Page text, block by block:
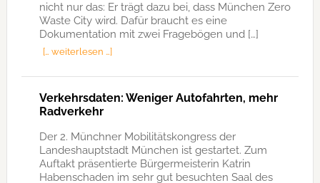
nicht nur das: Er trägt dazu bei, dass München Zero
Waste City wird. Dafür braucht es eine
Dokumentation mit zwei Fragebögen und […]
[… weiterlesen …]
Verkehrsdaten: Weniger Autofahrten, mehr
Radverkehr
Der 2. Münchner Mobilitätskongress der
Landeshauptstadt München ist gestartet. Zum
Auftakt präsentierte Bürgermeisterin Katrin
Habenschaden im sehr gut besuchten Saal des